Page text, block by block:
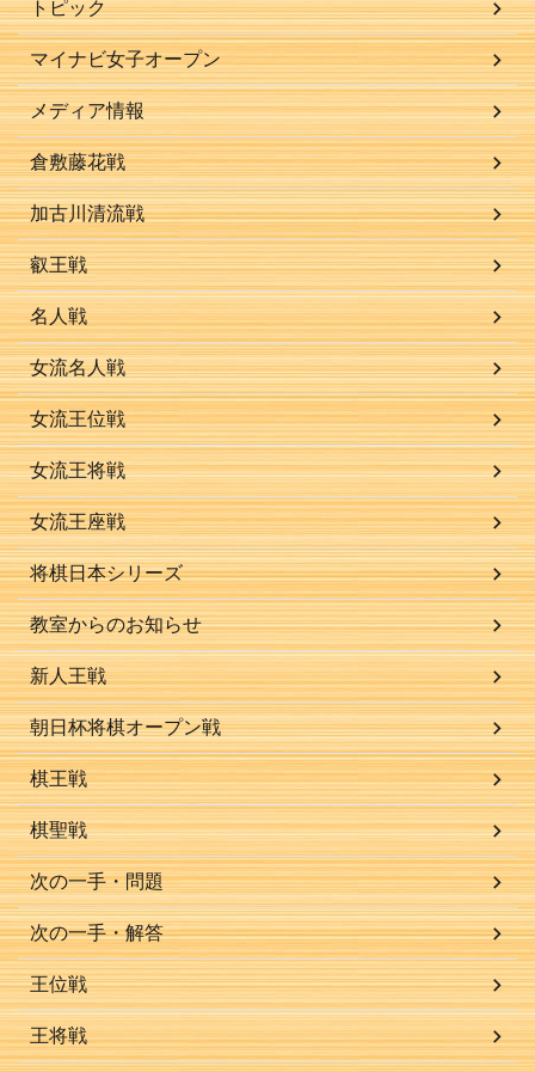
トピック
マイナビ女子オープン
メディア情報
倉敷藤花戦
加古川清流戦
叡王戦
名人戦
女流名人戦
女流王位戦
女流王将戦
女流王座戦
将棋日本シリーズ
教室からのお知らせ
新人王戦
朝日杯将棋オープン戦
棋王戦
棋聖戦
次の一手・問題
次の一手・解答
王位戦
王将戦